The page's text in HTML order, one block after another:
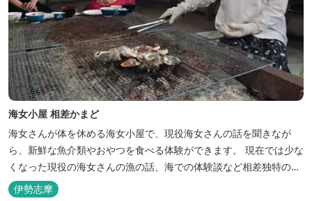
海女小屋 相差かまど
海女さんが体を休める海女小屋で、現役海女さんの話を聞きなが
ら、新鮮な魚介類やおやつを食べる体験ができます。 現在では少な
くなった現役の海女さんの漁の話、海での体験談など相差独特の方
言で語っていただけます。 女性に人気の石神さん（神明神社）周辺
伊勢志摩